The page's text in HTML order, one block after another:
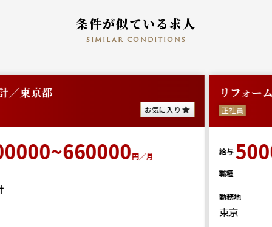
条件が似ている求人
similar conditions
リフォーム施工管理/東京都
お気に入り
給与500000~660000